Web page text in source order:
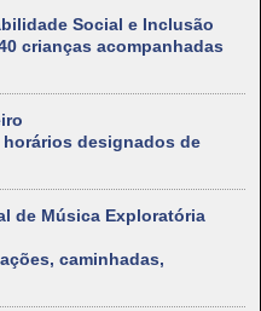
Social e Inclusão
crianças acompanhadas
horários designados de
de Música Exploratória
caminhadas,